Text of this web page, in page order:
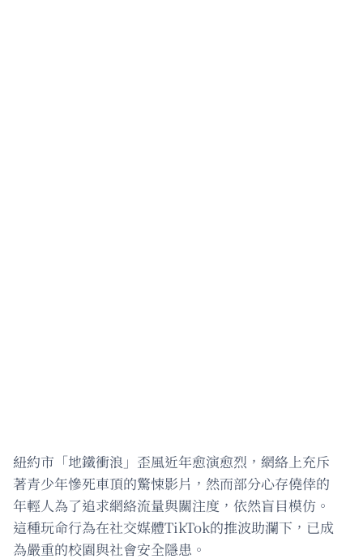
紐約市「地鐵衝浪」歪風近年愈演愈烈，網絡上充斥
著青少年慘死車頂的驚悚影片，然而部分心存僥倖的
年輕人為了追求網絡流量與關注度，依然盲目模仿。
這種玩命行為在社交媒體TikTok的推波助瀾下，已成
為嚴重的校園與社會安全隱患。